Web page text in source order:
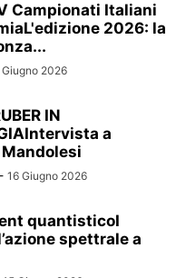
Campionati Italiani
2026: la
Giugno 2026
IN
a
- 16 Giugno 2026
quantisticoI
spettrale a